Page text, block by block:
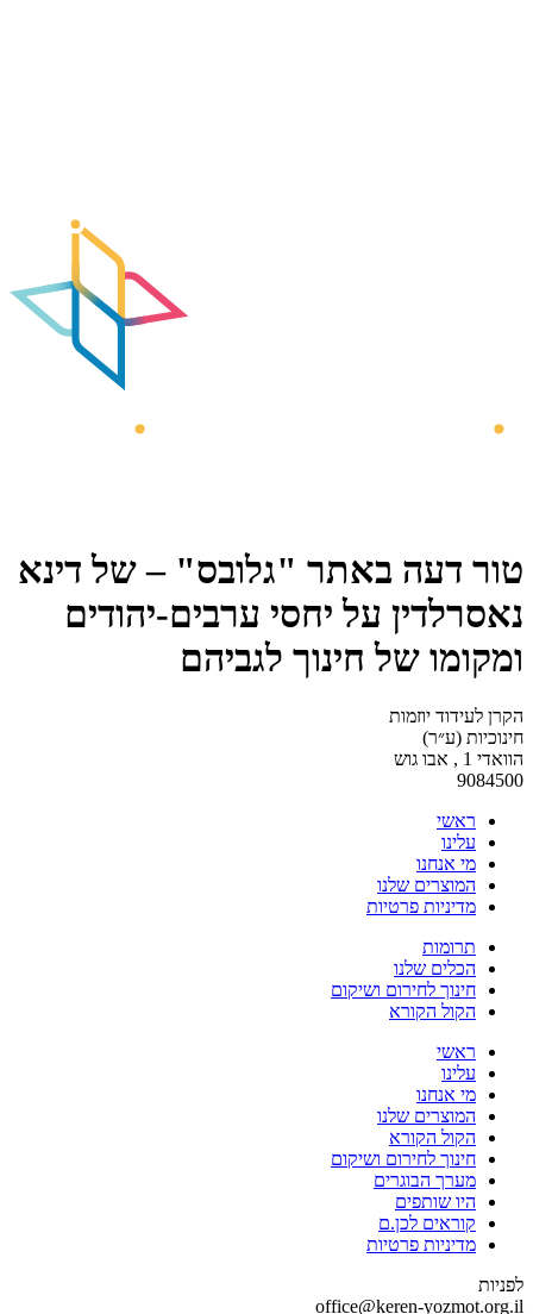
טור דעה באתר "גלובס" – של דינא
נאסרלדין על יחסי ערבים-יהודים
ומקומו של חינוך לגביהם
הקרן לעידוד יוזמות
חינוכיות (ע״ר)
הוואדי 1 , אבו גוש
9084500
ראשי
עלינו
מי אנחנו
המוצרים שלנו
מדיניות פרטיות
תרומות
הכלים שלנו
חינוך לחירום ושיקום
הקול הקורא
ראשי
עלינו
מי אנחנו
המוצרים שלנו
הקול הקורא
חינוך לחירום ושיקום
מערך הבוגרים
היו שותפים
קוראים לכן.ם
מדיניות פרטיות
לפניות
office@keren-yozmot.org.il